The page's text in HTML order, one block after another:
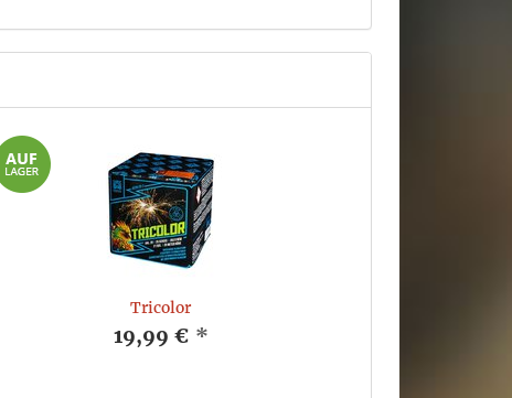
Tricolor
19,99 € *